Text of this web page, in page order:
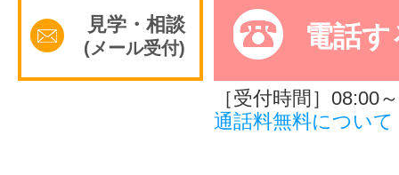
サイトマッ
見学・相談
(メール受付) 電話す
［受付時間］08:00
通話料無料について